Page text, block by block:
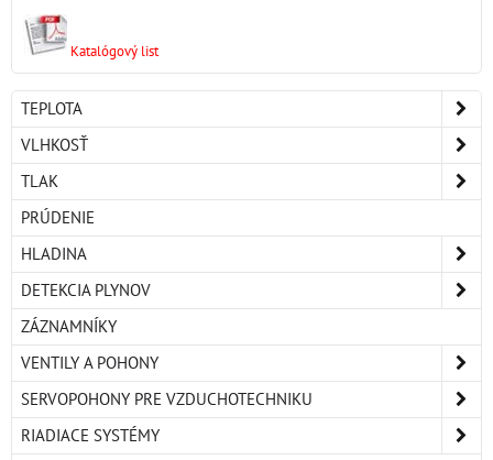
Katalógový list
TEPLOTA
VLHKOSŤ
TLAK
PRÚDENIE
HLADINA
DETEKCIA PLYNOV
ZÁZNAMNÍKY
VENTILY A POHONY
SERVOPOHONY PRE VZDUCHOTECHNIKU
RIADIACE SYSTÉMY